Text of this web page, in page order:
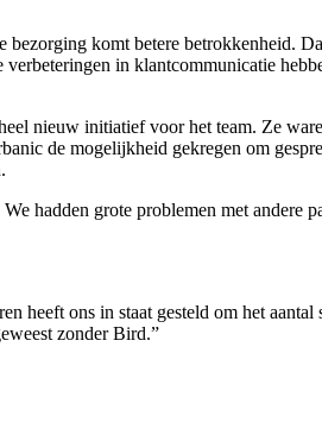
komt betere betrokkenheid.
in klantcommunicatie
nieuw initiatief voor het team. Ze
de mogelijkheid gekregen om
hadden grote problemen met andere
heeft ons in staat gesteld om het
zonder Bird.”